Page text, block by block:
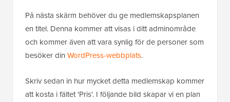
På nästa skärm behöver du ge medlemskapsplanen
en titel. Denna kommer att visas i ditt adminområde
och kommer även att vara synlig för de personer som
besöker din WordPress-webbplats.
Skriv sedan in hur mycket detta medlemskap kommer
att kosta i fältet 'Pris'. I följande bild skapar vi en plan